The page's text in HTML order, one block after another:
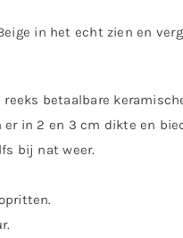
in het echt zien en
reeks betaalbare
in 2 en 3 cm dikte en
bij nat weer.